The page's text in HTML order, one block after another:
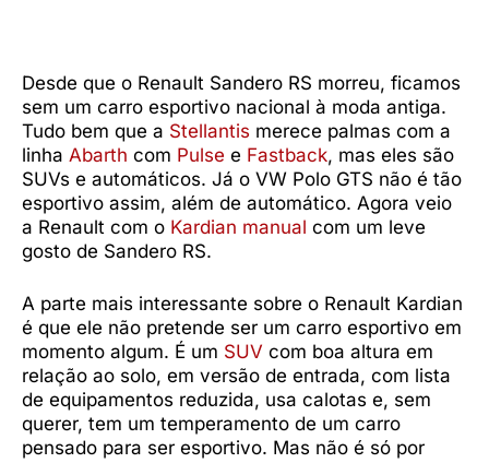
Desde que o Renault Sandero RS morreu, ficamos
sem um carro esportivo nacional à moda antiga.
Tudo bem que a Stellantis merece palmas com a
linha Abarth com Pulse e Fastback, mas eles são
SUVs e automáticos. Já o VW Polo GTS não é tão
esportivo assim, além de automático. Agora veio
a Renault com o Kardian manual com um leve
gosto de Sandero RS.
A parte mais interessante sobre o Renault Kardian
é que ele não pretende ser um carro esportivo em
momento algum. É um SUV com boa altura em
relação ao solo, em versão de entrada, com lista
de equipamentos reduzida, usa calotas e, sem
querer, tem um temperamento de um carro
pensado para ser esportivo. Mas não é só por